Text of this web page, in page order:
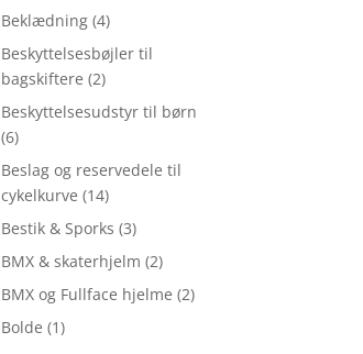
Beklædning (4)
Beskyttelsesbøjler til
bagskiftere (2)
Beskyttelsesudstyr til børn
(6)
Beslag og reservedele til
cykelkurve (14)
Bestik & Sporks (3)
BMX & skaterhjelm (2)
BMX og Fullface hjelme (2)
Bolde (1)